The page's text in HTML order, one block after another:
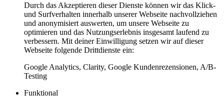
Durch das Akzeptieren dieser Dienste können wir das Klick-
und Surfverhalten innerhalb unserer Webseite nachvollziehen
und anonymisiert auswerten, um unsere Webseite zu
optimieren und das Nutzungserlebnis insgesamt laufend zu
verbessern. Mit deiner Einwilligung setzen wir auf dieser
Webseite folgende Drittdienste ein:
Google Analytics, Clarity, Google Kundenrezensionen, A/B-
Testing
Funktional